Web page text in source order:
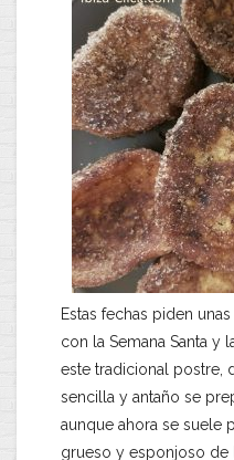
Estas fechas piden
con la Semana Santa y
este tradicional postre,
sencilla y antaño se
aunque ahora se suele
grueso y esponjoso de